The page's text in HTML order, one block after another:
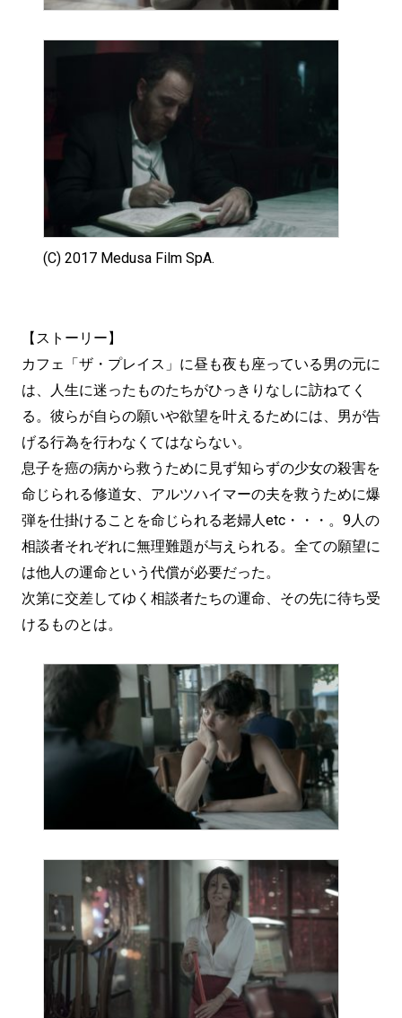
(C) 2017 Medusa Film SpA.
【ストーリー】
カフェ「ザ・プレイス」に昼も夜も座っている男の元に
は、人生に迷ったものたちがひっきりなしに訪ねてく
る。彼らが自らの願いや欲望を叶えるためには、男が告
げる行為を行わなくてはならない。
息子を癌の病から救うために見ず知らずの少女の殺害を
命じられる修道女、アルツハイマーの夫を救うために爆
弾を仕掛けることを命じられる老婦人etc・・・。9人の
相談者それぞれに無理難題が与えられる。全ての願望に
は他人の運命という代償が必要だった。
次第に交差してゆく相談者たちの運命、その先に待ち受
けるものとは。